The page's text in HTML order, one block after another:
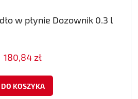
w płynie Dozownik 0.3 l
180,84 zł
DO KOSZYKA